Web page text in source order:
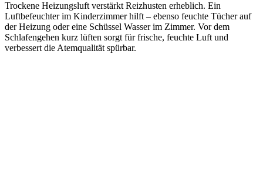
Trockene Heizungsluft verstärkt Reizhusten erheblich. Ein
Luftbefeuchter im Kinderzimmer hilft – ebenso feuchte Tücher auf
der Heizung oder eine Schüssel Wasser im Zimmer. Vor dem
Schlafengehen kurz lüften sorgt für frische, feuchte Luft und
verbessert die Atemqualität spürbar.